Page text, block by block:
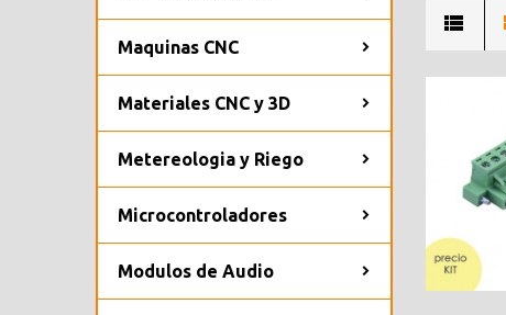
Maquinas CNC
Materiales CNC y 3D
Metereologia y Riego
Microcontroladores
Modulos de Audio